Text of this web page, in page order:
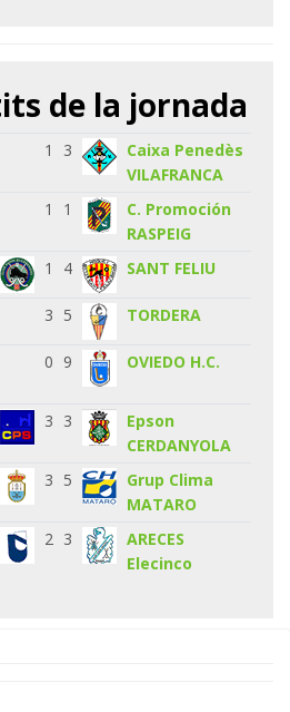
de la jornada
1 3
Caixa Penedès
VILAFRANCA
1 1
C. Promoción
RASPEIG
1 4 SANT FELIU
3 5 TORDERA
0 9 OVIEDO H.C.
3 3
Epson
CERDANYOLA
3 5
Grup Clima
MATARO
2 3
ARECES
Elecinco